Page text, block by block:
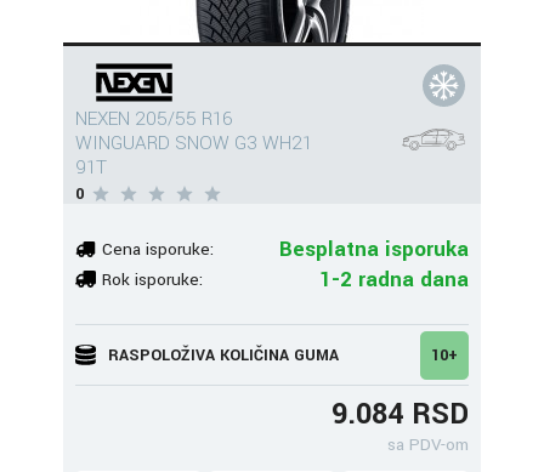
NEXEN 205/55 R16
WINGUARD SNOW G3 WH21
91T
0
Cena isporuke: Besplatna isporuka
Rok isporuke: 1-2 radna dana
RASPOLOŽIVA KOLIČINA GUMA 10+
9.084 RSD
sa PDV-om